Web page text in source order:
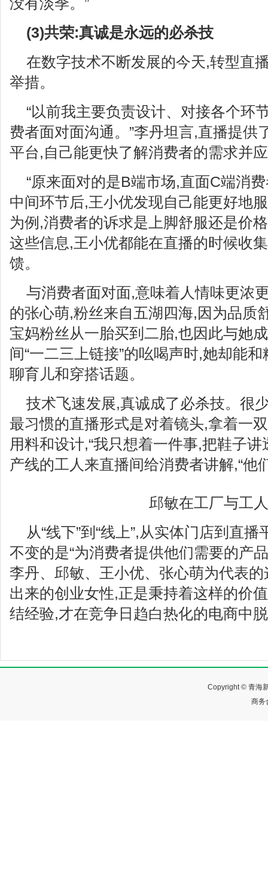
没有淡季。”
(3)共荣:真诚是永远的必杀技
在数字技术不断发展的今天,转型直
举措。
“以前我主要负责设计、对接各个环
费者面对面沟通。”李丹坦言,直播提供
平台,自己能更快了解消费者的需求并
“原来面对的是B端市场,直面C端消
中间环节后,王小优发现自己能更好地
为例,消费者的诉求是上脚舒服还是价
这些信息,王小优都能在直播的时候收
馈。
与消费者面对面,意味着人情味更浓
的张心萌,粉丝来自五湖四海,因为品质
宝妈粉丝从一胎买到二胎,也因此与她
间“一二三上链接”的吆喝声时,她却能
聊育儿和穿搭话题。
技术飞速发展,真诚成了必杀技。很
最习惯的直播形式是对着镜头,拿着一
用料和设计,“我只想着一件事,把鞋子
产线的工人来直播间给消费者讲解,“他
邱敏在工厂与工
从“线下”到“线上”,从实体门店到直
不变的是“为消费者提供他们需要的产
李丹、邱敏、王小优、张心萌为代表
出来的创业女性,正是秉持着这样的价
结经验,才在竞争日趋白热化的电商中
Copyright © 青海
商